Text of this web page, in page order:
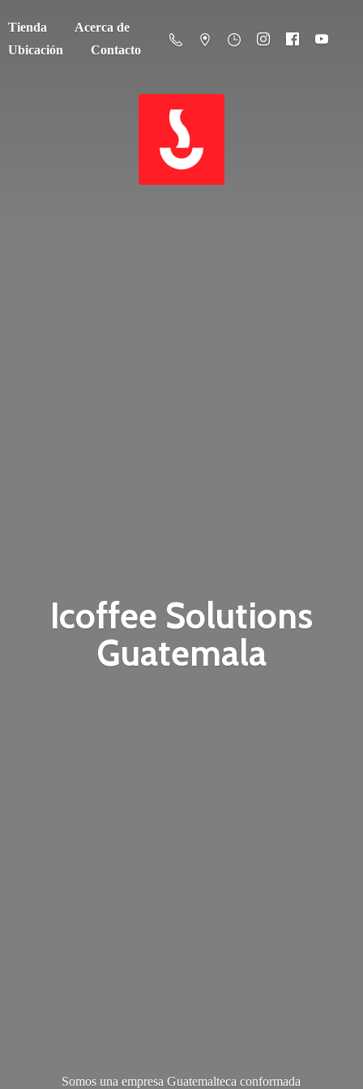
Tienda
Acerca de
Ubicación
Contacto
Icoffee Solutions
Guatemala
Somos una empresa Guatemalteca conformada